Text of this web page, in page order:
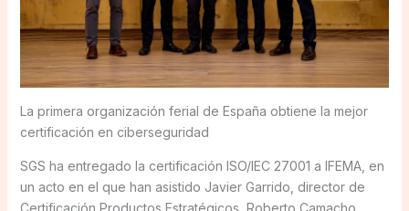
La primera organización ferial de España obtiene la mejor
certificación en ciberseguridad
SGS ha entregado la certificación ISO/IEC 27001 a IFEMA, en
un acto en el que han asistido Javier Garrido, director de